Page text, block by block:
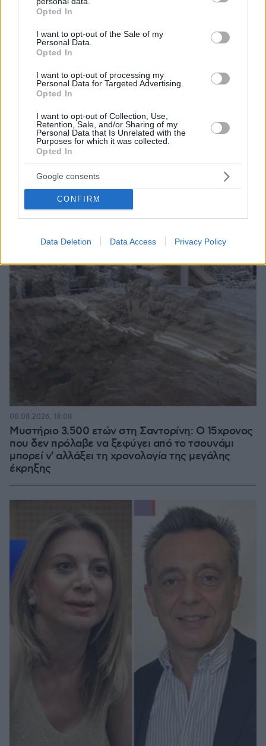
grant or deny consent to Google and its third-party tags to
use your data for below specified purposes in below Google
consent section.
Opted In
I want to opt-out of the Sale of my
Personal Data.
Opted In
I want to opt-out of processing my
Personal Data for Targeted Advertising.
Opted In
I want to opt-out of Collection, Use,
Retention, Sale, and/or Sharing of my
Personal Data that Is Unrelated with the
Purposes for which it was collected.
Opted In
Google consents
CONFIRM
Data Deletion Data Access Privacy Policy
Τραγωδία στην Πάρο: Πνίγηκε 4χρονος σε πισίνα
beach bar, βούτηξε ο μπάρμαν για να τον σώσει
08.08.2026, 19:36
Μυστήριο 3.500 ετών στη Σαντορίνη: Ο 15χρονος
που δεν πρόλαβε να ξεφύγει από το τσουνάμι
μπορεί ν' αλλάξει τη χρονολογία της μεγάλης
έκρηξης
08.08.2026, 18:08